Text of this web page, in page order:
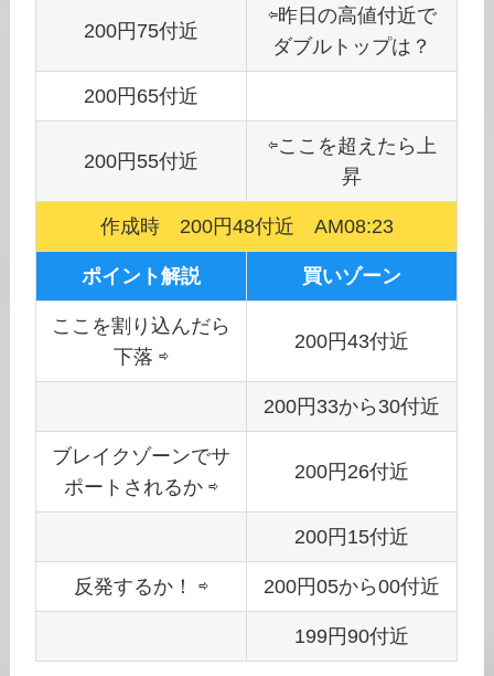
200円75付近
⇦昨日の高値付近で
ダブルトップは？
200円65付近
200円55付近
⇦ここを超えたら上
昇
作成時 200円48付近 AM08:23
ポイント解説 買いゾーン
ここを割り込んだら
下落 ⇨
200円43付近
200円33から30付近
ブレイクゾーンでサ
ポートされるか ⇨
200円26付近
200円15付近
反発するか！ ⇨ 200円05から00付近
199円90付近